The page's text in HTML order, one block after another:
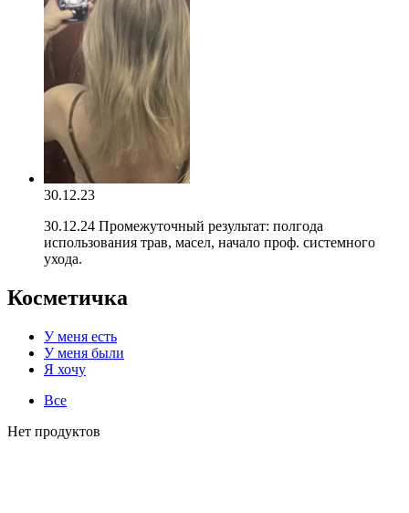
30.12.23
30.12.24 Промежуточный результат: полгода
использования трав, масел, начало проф. системного
ухода.
Косметичка
У меня есть
У меня были
Я хочу
Все
Нет продуктов